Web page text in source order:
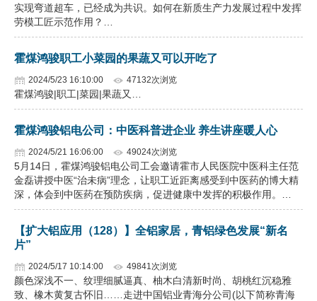
实现弯道超车，已经成为共识。如何在新质生产力发展过程中发挥
劳模工匠示范作用？…
霍煤鸿骏职工小菜园的果蔬又可以开吃了
2024/5/23 16:10:00 47132次浏览
霍煤鸿骏|职工|菜园|果蔬又…
霍煤鸿骏铝电公司：中医科普进企业 养生讲座暖人心
2024/5/21 16:06:00 49024次浏览
5月14日，霍煤鸿骏铝电公司工会邀请霍市人民医院中医科主任范
金磊讲授中医“治未病”理念，让职工近距离感受到中医药的博大精
深，体会到中医药在预防疾病，促进健康中发挥的积极作用。…
【扩大铝应用（128）】全铝家居，青铝绿色发展“新名
片”
2024/5/17 10:14:00 49841次浏览
颜色深浅不一、纹理细腻逼真、柚木白清新时尚、胡桃红沉稳雅
致、橡木黄复古怀旧……走进中国铝业青海分公司(以下简称青海